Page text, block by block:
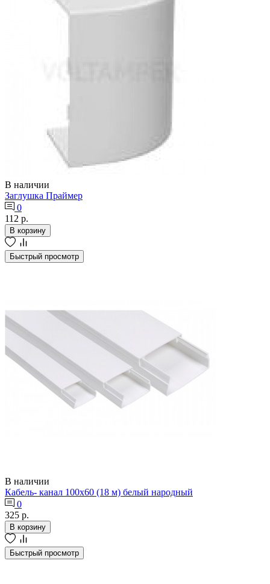
В наличии
Заглушка Праймер
0
112 р.
В корзину
Быстрый просмотр
В наличии
Кабель- канал 100х60 (18 м) белый народный
0
325 р.
В корзину
Быстрый просмотр